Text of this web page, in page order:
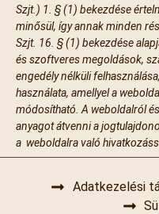
Szjt.) 1. § (1) bekezdése
minősül, így annak minden
Szjt. 16. § (1) bekezdése
és szoftveres megoldások,
engedély nélküli
használata, amellyel a
módosítható. A weboldalról
anyagot átvenni a
a weboldalra való
Adatkezelési